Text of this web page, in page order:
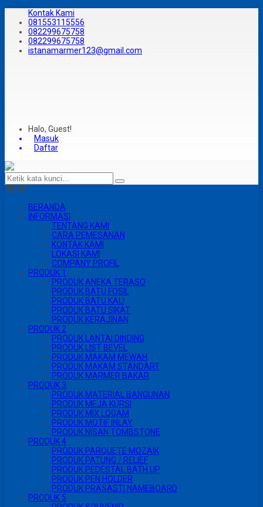
Kontak Kami
081553115556
082299675758
082299675758
istanamarmer123@gmail.com
Halo, Guest!
Masuk
Daftar
MENU
BERANDA
INFORMASI
TENTANG KAMI
CARA PEMESANAN
KONTAK KAMI
LOKASI KAMI
COMPANY PROFIL
PRODUK 1
PRODUK ANEKA TERASO
PRODUK BATU FOSIL
PRODUK BATU KALI
PRODUK BATU SIKAT
PRODUK KERAJINAN
PRODUK 2
PRODUK LANTAI DINDING
PRODUK LIST BEVEL
PRODUK MAKAM MEWAH
PRODUK MAKAM STANDART
PRODUK MARMER BAKAR
PRODUK 3
PRODUK MATERIAL BANGUNAN
PRODUK MEJA KURSI
PRODUK MIX LOGAM
PRODUK MOTIF INLAY
PRODUK NISAN TOMBSTONE
PRODUK 4
PRODUK PARQUETE MOZAIK
PRODUK PATUNG / RELIEF
PRODUK PEDESTAL BATH UP
PRODUK PEN HOLDER
PRODUK PRASASTI NAMEBOARD
PRODUK 5